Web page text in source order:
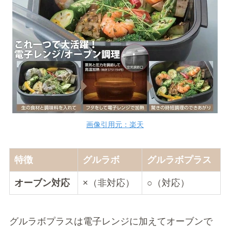
画像引用元：楽天
特徴 グルラボ グルラボプラス
オーブン対応 ×（非対応） ○（対応）
グルラボプラスは電子レンジに加えてオーブンで